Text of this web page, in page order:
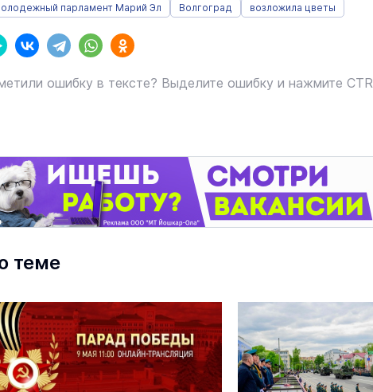
парламент Марий Эл Волгоград возложила цветы
ошибку в тексте? Выделите ошибку и нажмите
теме